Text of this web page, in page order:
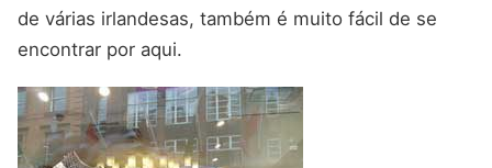
de várias irlandesas, também é muito fácil de se
encontrar por aqui.